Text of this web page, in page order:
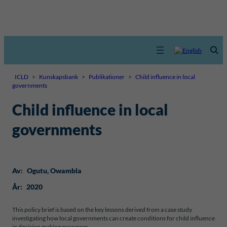
ICLD > Kunskapsbank > Publikationer > Child influence in local
governments
Child influence in local
governments
Av: Ogutu, Owambla
År: 2020
This policy brief is based on the key lessons derived from a case study
investigating how local governments can create conditions for child influence